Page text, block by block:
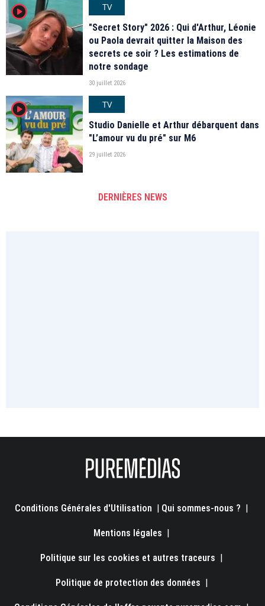
player2
TV
"Secret Story" 2026 : Qui d'Arthur, Léonie
ou Paola devrait quitter la Maison des
secrets ce soir ? Les estimations de
notre sondage
30 juillet 2026
player2
TV
Studio Danielle et Arthur débarquent dans
"L’amour vu du pré" sur M6
29 juillet 2026
DERNIÈRES NEWS
Conditions Générales d'Utilisation | Qui sommes-nous ? |
Mentions légales |
Politique sur les cookies et autres traceurs |
Politique de protection des données |